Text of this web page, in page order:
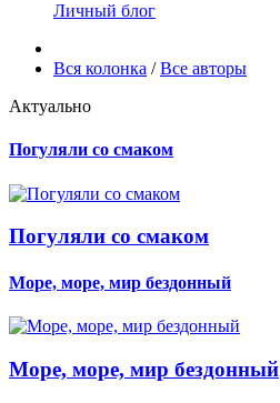
Личный блог
Вся колонка /Все авторы
Актуально
Погуляли со смаком
Погуляли со смаком
Море, море, мир бездонный
Море, море, мир бездонный